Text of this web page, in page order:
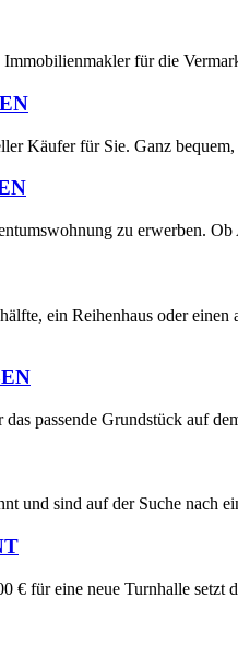
für die
Käufer für Sie. Ganz
zu erwerben.
ein Reihenhaus oder
passende Grundstück auf
und sind auf der Suche nach
€ für eine neue Turnhalle